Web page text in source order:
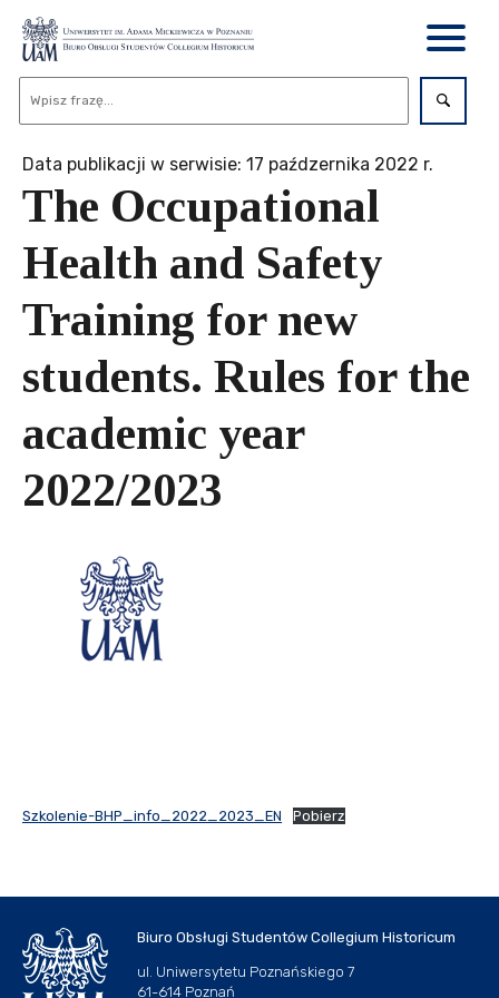
Data publikacji w serwisie: 17 paźdzernika 2022 r.
The Occupational
Health and Safety
Training for new
students. Rules for the
academic year
2022/2023
Szkolenie-BHP_info_2022_2023_EN Pobierz
Biuro Obsługi Studentów Collegium Historicum
ul. Uniwersytetu Poznańskiego 7
61-614 Poznań